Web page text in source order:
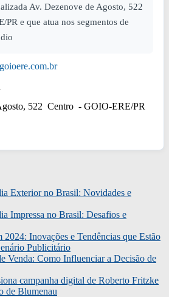
Av. Dezenove de Agosto, 522
e que atua nos segmentos de
522 Centro - GOIO-ERE/PR
Exterior no Brasil: Novidades e
Impressa no Brasil: Desafios e
Inovações e Tendências que Estão
Publicitário
Venda: Como Influenciar a Decisão de
campanha digital de Roberto Fritzke
de Blumenau